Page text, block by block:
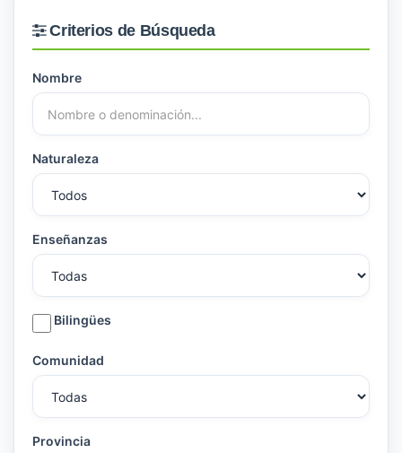
Criterios de Búsqueda
Nombre
Naturaleza
Enseñanzas
Bilingües
Comunidad
Provincia